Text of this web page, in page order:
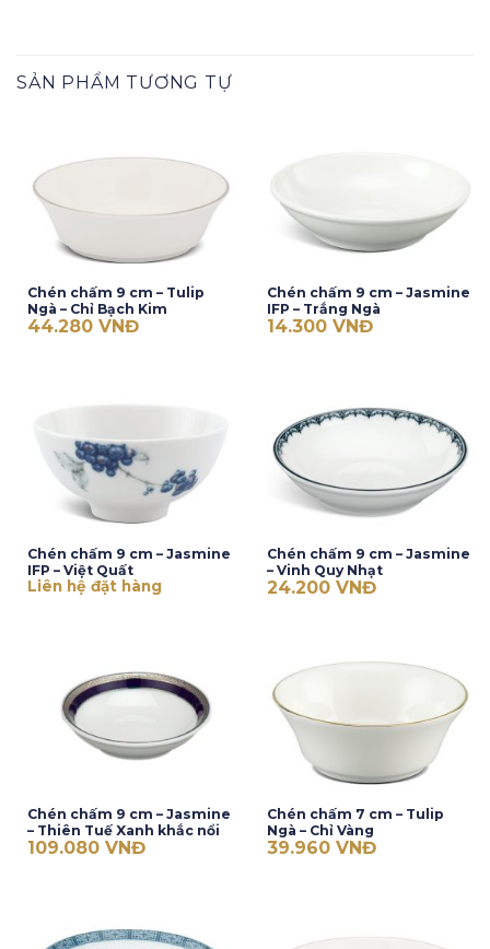
SẢN PHẨM TƯƠNG TỰ
Chén chấm 9 cm – Tulip
Ngà – Chỉ Bạch Kim
44.280 VNĐ
Chén chấm 9 cm – Jasmine
IFP – Trắng Ngà
14.300 VNĐ
Chén chấm 9 cm – Jasmine
IFP – Việt Quất
Liên hệ đặt hàng
Chén chấm 9 cm – Jasmine
– Vinh Quy Nhạt
24.200 VNĐ
Chén chấm 9 cm – Jasmine
– Thiên Tuế Xanh khắc nổi
109.080 VNĐ
Chén chấm 7 cm – Tulip
Ngà – Chỉ Vàng
39.960 VNĐ